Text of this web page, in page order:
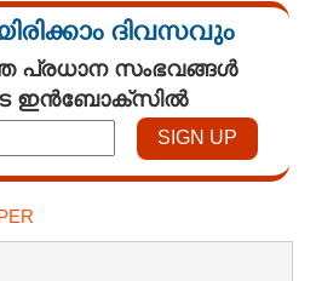
ദിവസവും
പ്രധാന സംഭവങ്ങൾ
ഇൻബോക്സിൽ